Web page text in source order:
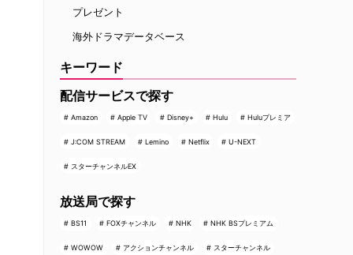
プレゼント
海外ドラマデータベース
キーワード
配信サービスで探す
Amazon Apple TV Disney+ Hulu Huluプレミア
J:COM STREAM Lemino Netflix U-NEXT
スターチャンネルEX
放送局で探す
BS11 FOXチャンネル NHK NHK BSプレミアム
WOWOW アクションチャンネル スターチャンネル